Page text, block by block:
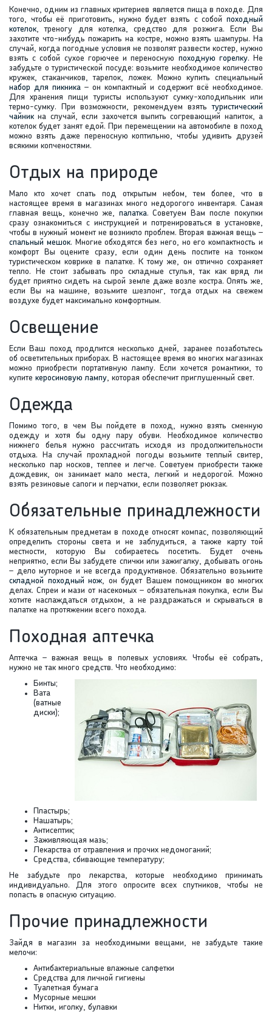
Конечно, одним из главных критериев является пища в походе. Для
того, чтобы её приготовить, нужно будет взять с собой походный
котелок, треногу для котелка, средство для розжига. Если Вы
захотите что-нибудь пожарить на костре, можно взять шампуры. На
случай, когда погодные условия не позволят развести костер, нужно
взять с собой сухое горючее и переносную походную горелку. Не
забудьте о туристической посуде: возьмите необходимое количество
кружек, стаканчиков, тарелок, ложек. Можно купить специальный
набор для пикника – он компактный и содержит всё необходимое.
Для хранения пищи туристы используют сумку-холодильник или
термо-сумку. При возможности, рекомендуем взятьтуристический
чайник на случай, если захочется выпить согревающий напиток, а
котелок будет занят едой. При перемещении на автомобиле в поход
можно взять даже переносную коптильню, чтобы удивить друзей
всякими копченостями.
Отдых на природе
Мало кто хочет спать под открытым небом, тем более, что в
настоящее время в магазинах много недорогого инвентаря. Самая
главная вещь, конечно же, палатка. Советуем Вам после покупки
сразу ознакомиться с инструкцией и потренироваться в установке,
чтобы в нужный момент не возникло проблем. Вторая важная вещь –
спальный мешок. Многие обходятся без него, но его компактность и
комфорт Вы оцените сразу, если один день поспите на тонком
туристическом коврике в палатке. К тому же, он отлично сохраняет
тепло. Не стоит забывать про складные стулья, так как вряд ли
будет приятно сидеть на сырой земле даже возле костра. Опять же,
если Вы на машине, возьмите шезлонг, тогда отдых на свежем
воздухе будет максимально комфортным.
Освещение
Если Ваш поход продлится несколько дней, заранее позаботьтесь
об осветительных приборах. В настоящее время во многих магазинах
можно приобрести портативную лампу. Если хочется романтики, то
купите керосиновую лампу, которая обеспечит приглушенный свет.
Одежда
Помимо того, в чем Вы пойдете в поход, нужно взять сменную
одежду и хотя бы одну пару обуви. Необходимое количество
нижнего белья нужно рассчитать исходя из продолжительности
отдыха. На случай прохладной погоды возьмите теплый свитер,
несколько пар носков, теплее и легче. Советуем приобрести также
дождевик, он занимает мало места, легкий и недорогой. Можно
взять резиновые сапоги и перчатки, если позволяет рюкзак.
Обязательные принадлежности
К обязательным предметам в походе относят компас, позволяющий
определить стороны света и не заблудиться, а также карту той
местности, которую Вы собираетесь посетить. Будет очень
неприятно, если Вы забудете спички или зажигалку, добывать огонь
– дело муторное и не всегда продуктивное. Обязательно возьмите
складной походный нож, он будет Вашем помощником во многих
делах. Спреи и мази от насекомых – обязательная покупка, если Вы
хотите наслаждаться отдыхом, а не раздражаться и скрываться в
палатке на протяжении всего похода.
Походная аптечка
Аптечка – важная вещь в полевых условиях. Чтобы её собрать,
нужно не так много средств. Что необходимо:
Бинты;
Вата
(ватные
диски);
Пластырь;
Нашатырь;
Антисептик;
Заживляющая мазь;
Лекарства от отравления и прочих недомоганий;
Средства, сбивающие температуру;
Не забудьте про лекарства, которые необходимо принимать
индивидуально. Для этого опросите всех спутников, чтобы не
попасть в опасную ситуацию.
Прочие принадлежности
Зайдя в магазин за необходимыми вещами, не забудьте такие
мелочи:
Антибактериальные влажные салфетки
Средства для личной гигиены
Туалетная бумага
Мусорные мешки
Нитки, иголку, булавки